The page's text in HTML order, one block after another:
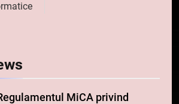
MiCA privind